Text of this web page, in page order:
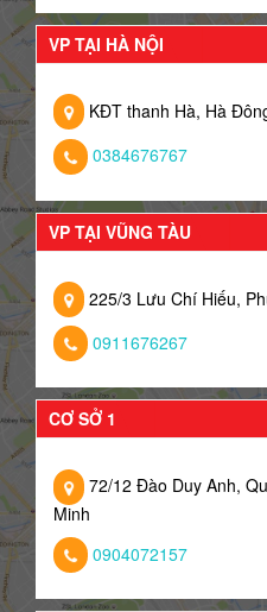
VP TẠI HÀ NỘI
KĐT thanh Hà, Hà
0384676767
VP TẠI VŨNG TÀU
225/3 Lưu Chí Hiếu,
0911676267
CƠ SỞ 1
72/12 Đào Duy Anh,
Minh
0904072157